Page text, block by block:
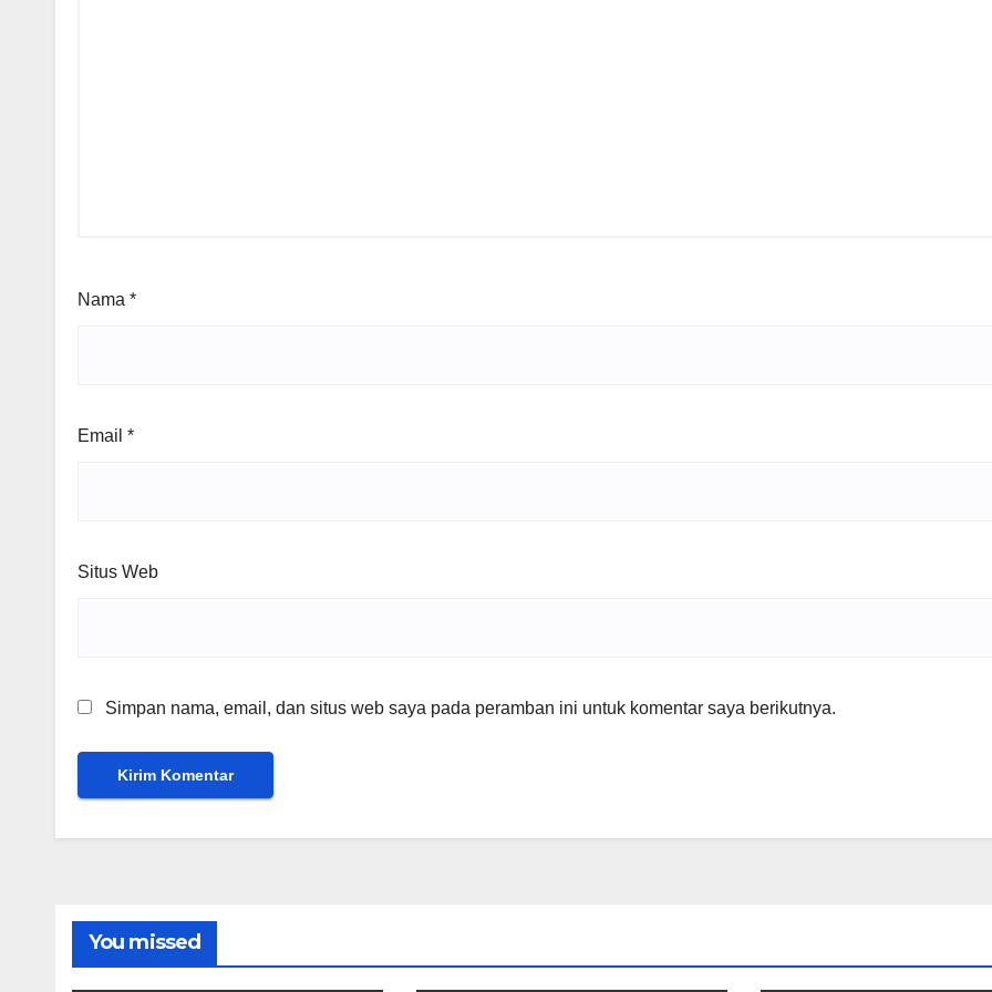
Nama *
Email *
Situs Web
Simpan nama, email, dan situs web saya pada peramban ini untuk komentar saya berikutnya.
You missed